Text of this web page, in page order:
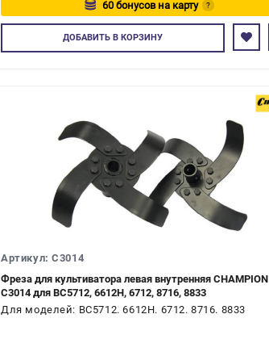
60 бонусов на карту
?
Авторизуйтесь
ДОБАВИТЬВ КОРЗИНУ
Артикул: C3014
Фреза для культиватора левая внутренняя CHAMPION
C3014 для ВС5712, 6612H, 6712, 8716, 8833
Для моделей: ВС5712. 6612H. 6712. 8716. 8833